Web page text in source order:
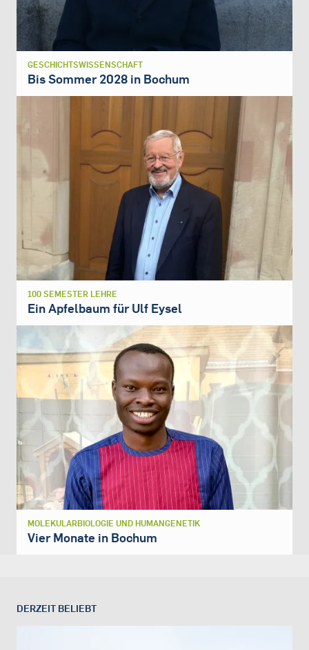
GESCHICHTSWISSENSCHAFT
Bis Sommer 2028 in Bochum
100 SEMESTER LEHRE
Ein Apfelbaum für Ulf Eysel
MOLEKULARBIOLOGIE UND HUMANGENETIK
Vier Monate in Bochum
DERZEIT BELIEBT